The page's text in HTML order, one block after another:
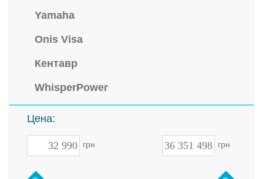
Yamaha
Onis Visa
Кентавр
WhisperPower
Цена:
грн грн